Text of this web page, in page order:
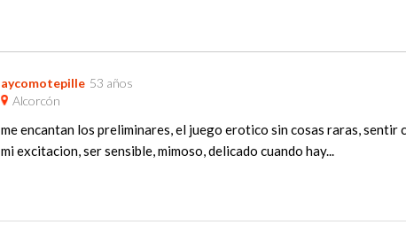
aycomotepille 53 años
Alcorcón
me encantan los preliminares, el juego erotico sin cosas raras, sentir
mi excitacion, ser sensible, mimoso, delicado cuando hay...